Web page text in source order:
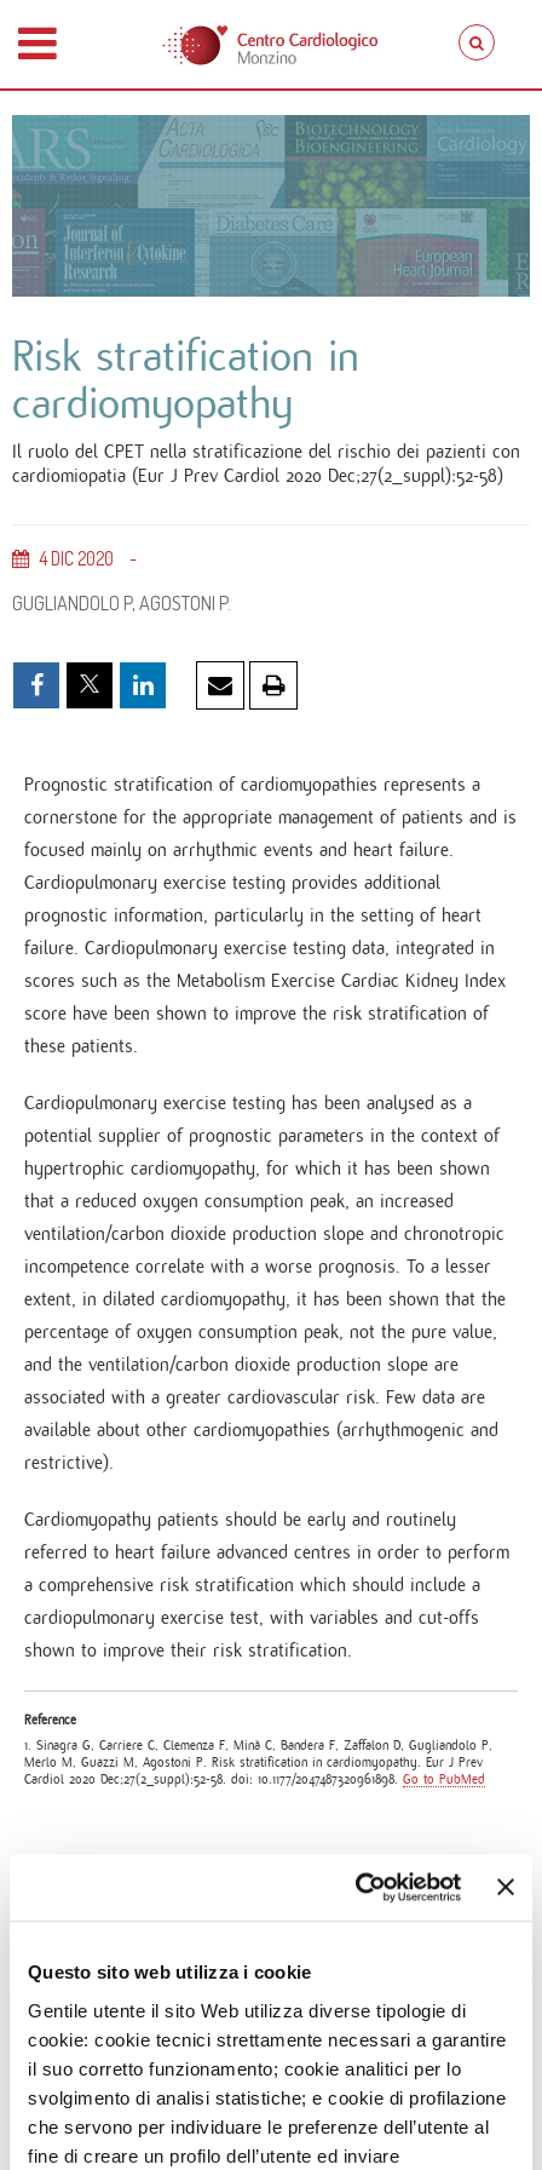
Questo sito web utilizza i cookie
Gentile utente il sito Web utilizza diverse tipologie di
cookie: cookie tecnici strettamente necessari a garantire
il suo corretto funzionamento; cookie analitici per lo
svolgimento di analisi statistiche; e cookie di profilazione
che servono per individuare le preferenze dell’utente al
fine di creare un profilo dell’utente ed inviare
Risk stratification in
cardiomyopathy
Il ruolo del CPET nella stratificazione del rischio dei pazienti con
cardiomiopatia (Eur J Prev Cardiol 2020 Dec;27(2_suppl):52-58)
4 DIC 2020
GUGLIANDOLO P, AGOSTONI P.
Prognostic stratification of cardiomyopathies represents a
cornerstone for the appropriate management of patients and is
focused mainly on arrhythmic events and heart failure.
Cardiopulmonary exercise testing provides additional
prognostic information, particularly in the setting of heart
failure. Cardiopulmonary exercise testing data, integrated in
scores such as the Metabolism Exercise Cardiac Kidney Index
score have been shown to improve the risk stratification of
these patients.
Cardiopulmonary exercise testing has been analysed as a
potential supplier of prognostic parameters in the context of
hypertrophic cardiomyopathy, for which it has been shown
that a reduced oxygen consumption peak, an increased
ventilation/carbon dioxide production slope and chronotropic
incompetence correlate with a worse prognosis. To a lesser
extent, in dilated cardiomyopathy, it has been shown that the
percentage of oxygen consumption peak, not the pure value,
and the ventilation/carbon dioxide production slope are
associated with a greater cardiovascular risk. Few data are
available about other cardiomyopathies (arrhythmogenic and
restrictive).
Cardiomyopathy patients should be early and routinely
referred to heart failure advanced centres in order to perform
a comprehensive risk stratification which should include a
cardiopulmonary exercise test, with variables and cut-offs
shown to improve their risk stratification.
Reference
1. Sinagra G, Carriere C, Clemenza F, Minà C, Bandera F, Zaffalon D, Gugliandolo P,
Merlo M, Guazzi M, Agostoni P. Risk stratification in cardiomyopathy. Eur J Prev
Cardiol 2020 Dec;27(2_suppl):52-58. doi: 10.1177/2047487320961898. Go to PubMed
3AGO
IEO E MONZINO, MODELLI DI OSPEDALI GREEN IN
ITALIA
29 LUG
DIVENTA VOLONTARIO SOTTOVOCE: UN GESTO CHE
FA LA DIFFERENZA